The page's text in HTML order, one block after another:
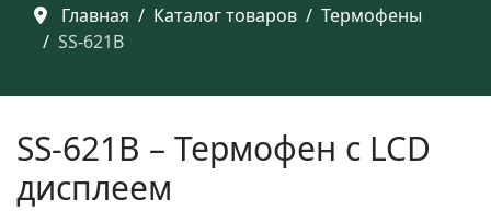
Главная Каталог товаров
Термофены
SS-621B
SS-621B – Термофен с LCD
дисплеем